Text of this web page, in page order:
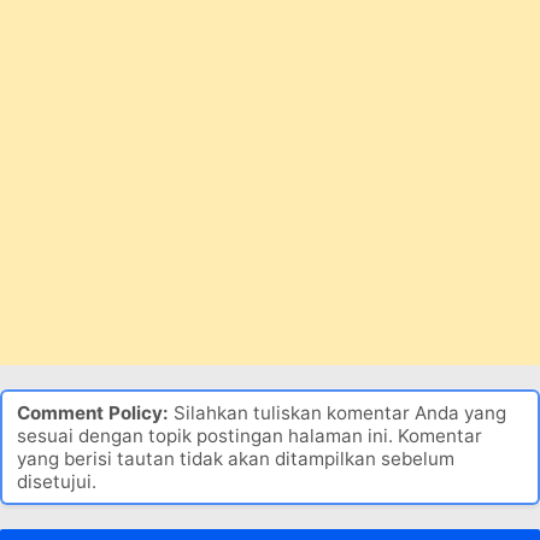
Comment Policy: Silahkan tuliskan komentar Anda yang
sesuai dengan topik postingan halaman ini. Komentar
yang berisi tautan tidak akan ditampilkan sebelum
disetujui.